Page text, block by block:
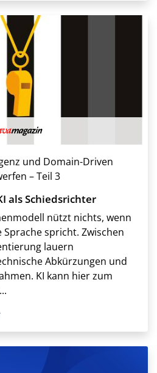
und Domain-Driven
– Teil 3
als Schiedsrichter
nützt nichts, wenn
spricht. Zwischen
lauern
Abkürzungen und
KI kann hier zum